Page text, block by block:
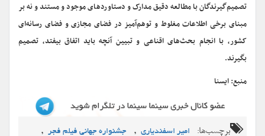
تصمیم‌گیرندگان با مطالعه دقیق مدارک و دستاوردهای موجود و مستند و نه بر
مبنای برخی اطلاعات مغلوط و توهم‌آمیز در فضای مجازی و فضای رسانه‌ای
کشور، با انجام بحث‌های اقناعی و تبیین آنچه باید اتفاق بیفتد، تصمیم
بگیرند.
منبع: ایسنا
برچسب‌ها: امیر اسفندیاری , جشنواره جهانی فیلم فجر ,